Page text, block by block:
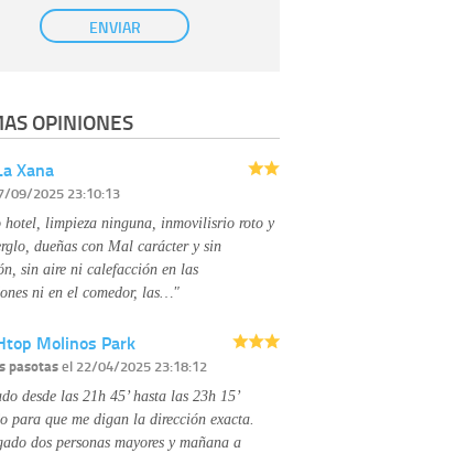
solo le enviaremos publicidad con su
previa, que podrá facilitarnos
su consentimiento previo, que podrá
mediante la casilla correspondiente
de nuestra entidad que esté
de la información que le pedimos.
se comunicarán datos a terceros.
tiene derecho a saber qué
tenemos sobre usted, corregirla y
tal y como se explica en la
web.
complementaria:Puede consultar
sus datos en lapolítica de privacidad
ENVIAR
OPINIONES
Xana
09/2025 23:10:13
hotel, limpieza ninguna, inmovilisrio roto y
dueñas con Mal carácter y sin
sin aire ni calefacción en las
ni en el comedor, las…"
Molinos Park
pasotasel 22/04/2025 23:18:12
desde las 21h 45’ hasta las 23h 15’
para que me digan la dirección exacta.
dos personas mayores y mañana a